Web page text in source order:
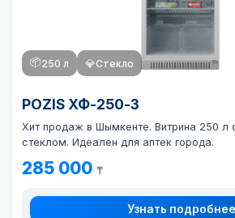
📦250 л 💎Стекло
POZIS ХФ-250-3
Хит продаж в Шымкенте. Витрина 250 л
стеклом. Идеален для аптек города.
285 000 ₸
Узнать подробнее